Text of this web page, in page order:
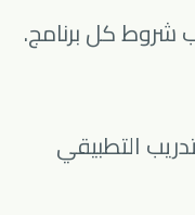
شروط كل برنامج.
التطبيقي